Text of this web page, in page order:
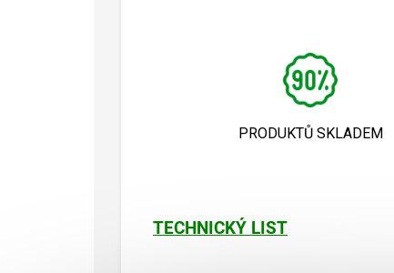
PRODUKTŮ SKLADEM
TECHNICKÝ LIST